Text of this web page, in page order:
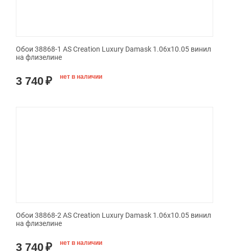
Обои 38868-1 AS Creation Luxury Damask 1.06x10.05 винил
на флизелине
3 740₽ нет в наличии
Обои 38868-2 AS Creation Luxury Damask 1.06x10.05 винил
на флизелине
3 740₽ нет в наличии